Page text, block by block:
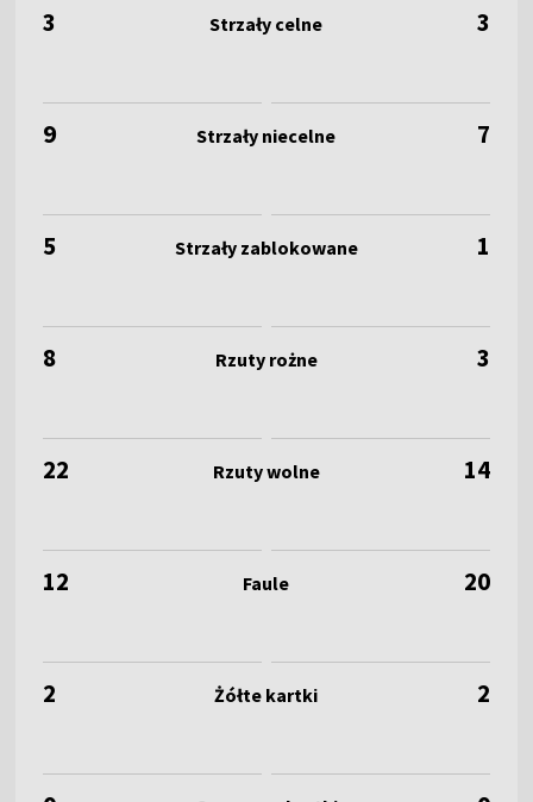
3
9
5
8
22
12
2
3
7
1
3
14
20
2